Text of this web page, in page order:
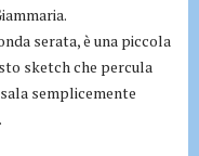
serata, è una piccola
sketch che percula
semplicemente